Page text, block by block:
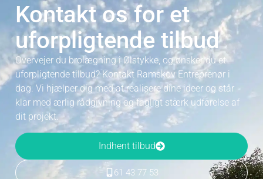
Kontakt os for et
uforpligtende tilbud
Overvejer du brolægning i Ølstykke, og ønsker du et
uforpligtende tilbud? Kontakt Ramskov Entreprenør i
dag. Vi hjælper dig med at realisere dine ideer og står
klar med ærlig rådgivning og fagligt stærk udførelse af
dit projekt.
Indhent tilbud
61 43 77 53